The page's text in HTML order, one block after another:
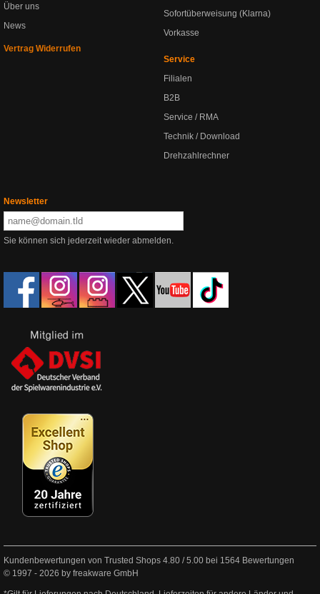
Über uns
News
Vertrag Widerrufen
Sofortüberweisung (Klarna)
Vorkasse
Service
Filialen
B2B
Service / RMA
Technik / Download
Drehzahlrechner
Newsletter
Sie können sich jederzeit wieder abmelden.
Kundenbewertungen von Trusted Shops 4.80 /5.00 bei 1564 Bewertungen
© 1997 - 2026 by freakware GmbH